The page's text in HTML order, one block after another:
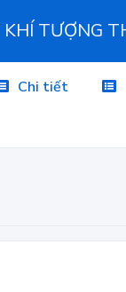
KHÍ TƯỢNG
Chi tiết